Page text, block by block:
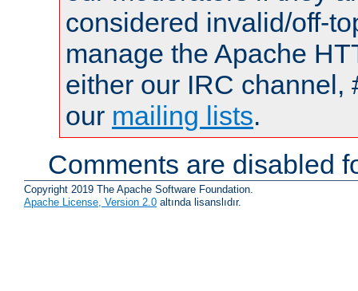
considered invalid/off-
manage the Apache
either our IRC channel,
our mailing lists.
Comments are disabled
Copyright 2019 The Apache Software Foundation.
Apache License, Version 2.0 altında lisanslıdır.